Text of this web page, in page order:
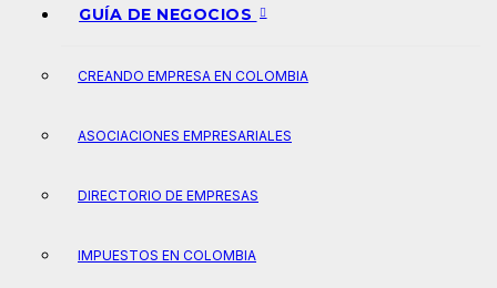
GUÍA DE NEGOCIOS
CREANDO EMPRESA EN COLOMBIA
ASOCIACIONES EMPRESARIALES
DIRECTORIO DE EMPRESAS
IMPUESTOS EN COLOMBIA